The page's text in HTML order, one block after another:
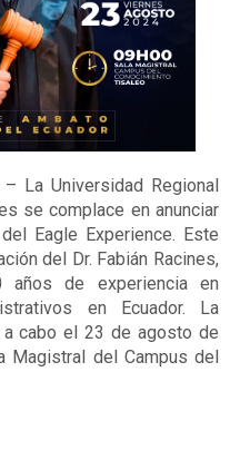
La Universidad Regional
se complace en anunciar
Eagle Experience. Este
del Dr. Fabián Racines,
años de experiencia en
en Ecuador. La
cabo el 23 de agosto de
Magistral del Campus del